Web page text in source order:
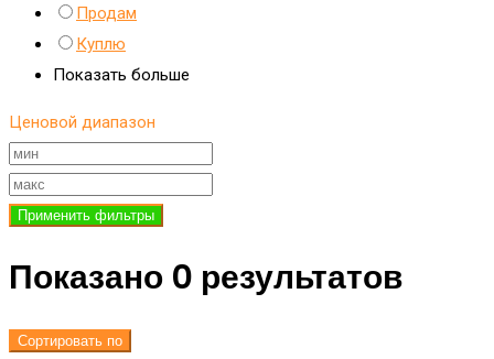
Продам
Куплю
Показать больше
Ценовой диапазон
Применить фильтры
Показано 0 результатов
Сортировать по